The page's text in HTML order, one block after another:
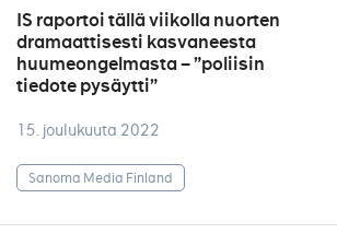
IS raportoi tällä viikolla nuorten
dramaattisesti kasvaneesta
huumeongelmasta – ”poliisin
tiedote pysäytti”
15. joulukuuta 2022
Sanoma Media Finland